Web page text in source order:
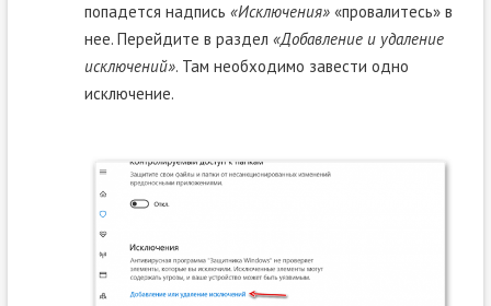
попадется надпись «Исключения»«провалитесь» в
нее. Перейдите в раздел «Добавление и удаление
исключений». Там необходимо завести одно
исключение.